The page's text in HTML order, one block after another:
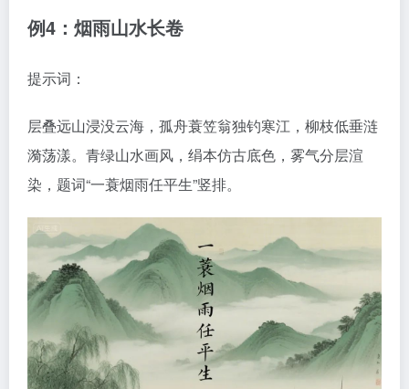
例4：烟雨山水长卷
提示词：
层叠远山浸没云海，孤舟蓑笠翁独钓寒江，柳枝低垂涟
漪荡漾。青绿山水画风，绢本仿古底色，雾气分层渲
染，题词“一蓑烟雨任平生”竖排。